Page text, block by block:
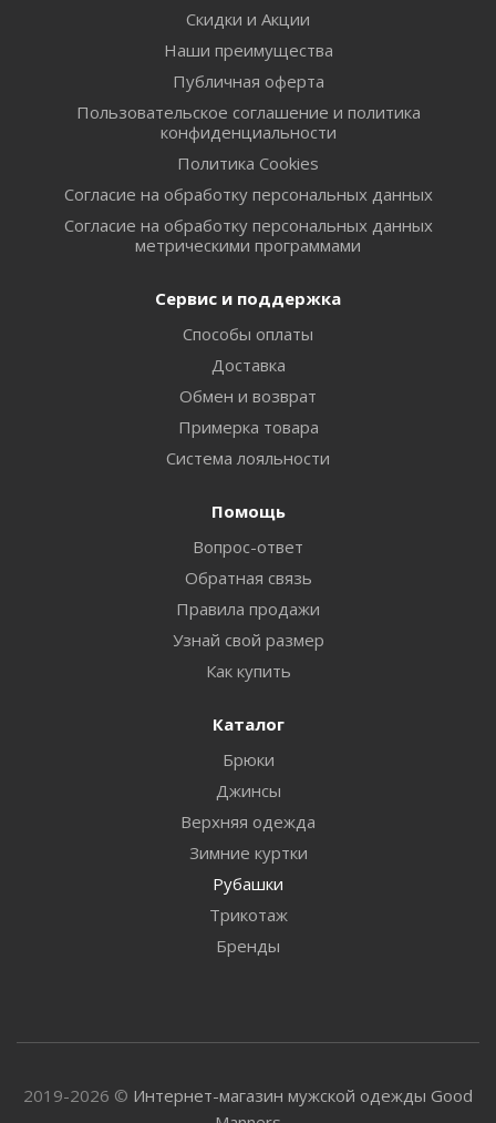
Скидки и Акции
Наши преимущества
Публичная оферта
Пользовательское соглашение и политика
конфиденциальности
Политика Cookies
Согласие на обработку персональных данных
Согласие на обработку персональных данных
метрическими программами
Сервис и поддержка
Способы оплаты
Доставка
Обмен и возврат
Примерка товара
Система лояльности
Помощь
Вопрос-ответ
Обратная связь
Правила продажи
Узнай свой размер
Как купить
Каталог
Брюки
Джинсы
Верхняя одежда
Зимние куртки
Рубашки
Трикотаж
Бренды
2019-2026 © Интернет-магазин мужской одежды Good